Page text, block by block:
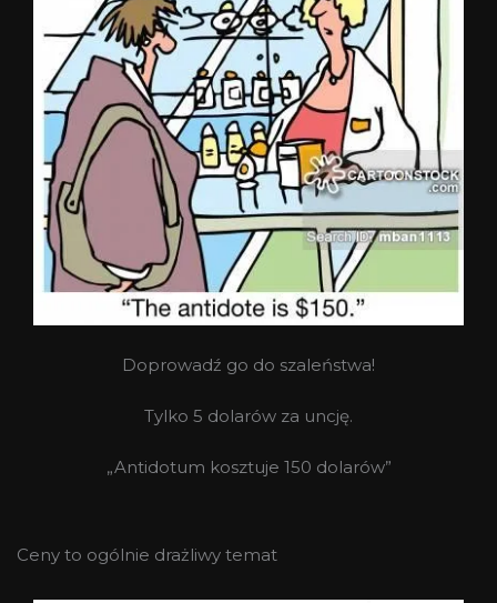
Doprowadź go do szaleństwa!
Tylko 5 dolarów za uncję.
„Antidotum kosztuje 150 dolarów”
Ceny to ogólnie drażliwy temat